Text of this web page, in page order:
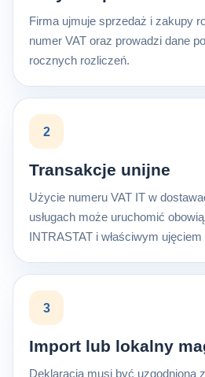
Firma ujmuje sprzedaż i zakupy
numer VAT oraz prowadzi dane
rocznych rozliczeń.
2
Transakcje unijne
Użycie numeru VAT IT w
usługach może uruchomić
INTRASTAT i właściwym ujęciem
3
Import lub lokalny
Deklaracja musi być uzgodniona